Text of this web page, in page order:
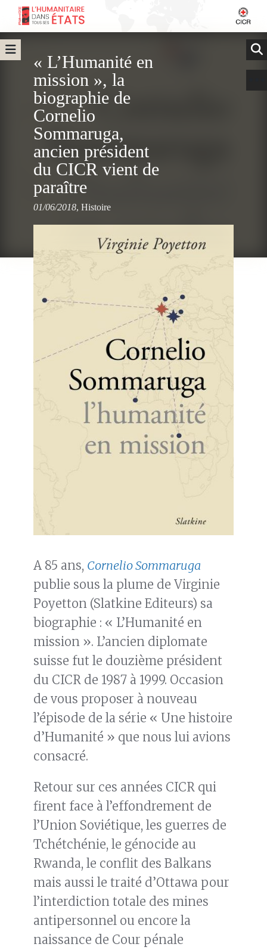
« L’Humanité en
mission », la
biographie de
Cornelio
Sommaruga,
ancien président
du CICR vient de
paraître
01/06/2018, Histoire
A 85 ans, Cornelio Sommaruga
publie sous la plume de Virginie
Poyetton (Slatkine Editeurs) sa
biographie : « L’Humanité en
mission ». L’ancien diplomate
suisse fut le douzième président
du CICR de 1987 à 1999. Occasion
de vous proposer à nouveau
l’épisode de la série « Une histoire
d’Humanité » que nous lui avions
consacré.
Retour sur ces années CICR qui
firent face à l’effondrement de
l’Union Soviétique, les guerres de
Tchétchénie, le génocide au
Rwanda, le conflit des Balkans
mais aussi le traité d’Ottawa pour
l’interdiction totale des mines
antipersonnel ou encore la
naissance de Cour pénale